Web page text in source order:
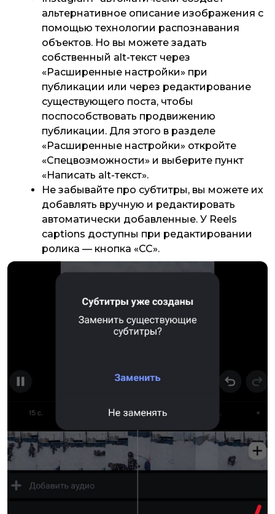
альтернативное описание изображения с
помощью технологии распознавания
объектов. Но вы можете задать
собственный alt-текст через
«Расширенные настройки» при
публикации или через редактирование
существующего поста, чтобы
поспособствовать продвижению
публикации. Для этого в разделе
«Расширенные настройки» откройте
«Спецвозможности» и выберите пункт
«Написать alt-текст».
Не забывайте про субтитры, вы можете их
добавлять вручную и редактировать
автоматически добавленные. У Reels
captions доступны при редактировании
ролика — кнопка «CC».